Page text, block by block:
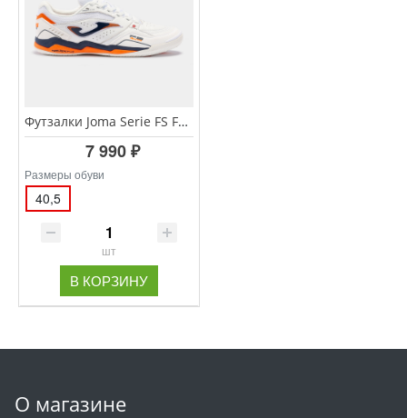
Футзалки Joma Serie FS FSS2302IN
7 990 ₽
Размеры обуви
40,5
шт
В КОРЗИНУ
О магазине